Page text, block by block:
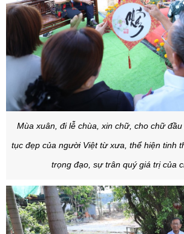
Mùa xuân, đi lễ chùa, xin chữ, cho chữ
tục đẹp của người Việt từ xưa, thể hiện tinh
trọng đạo, sự trân quý giá trị của